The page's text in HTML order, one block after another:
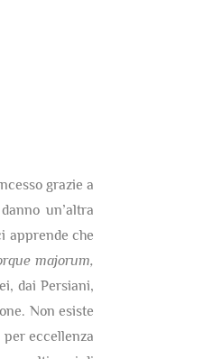
grazie a
un’altra
apprende che
majorum,
dai Persiani,
Non esiste
eccellenza